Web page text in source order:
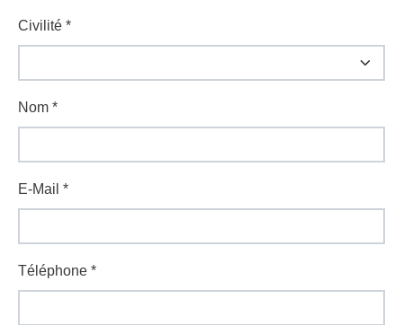
Civilité *
Nom *
E-Mail *
Téléphone *